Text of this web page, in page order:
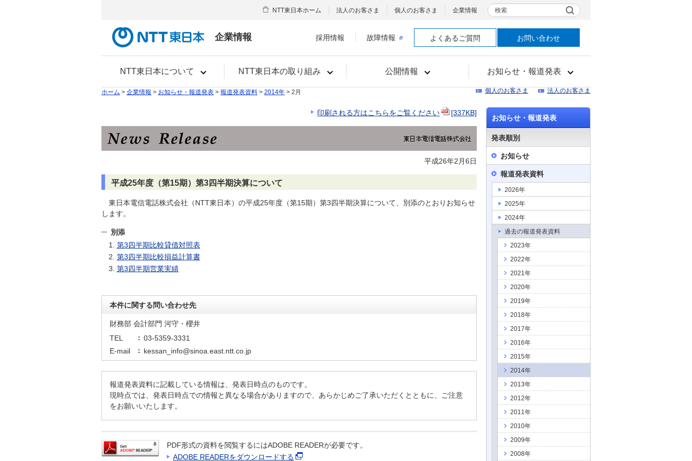
企業情報
NTT東日本について NTT東日本の取り組み 公開情報 お知らせ・報道発表
NTT東日本ホーム 法人のお客さま 個人のお客さま 企業情報 検索
採用情報 故障情報 よくあるご質問 お問い合わせ
ホーム > 企業情報 > お知らせ・報道発表 > 報道発表資料 > 2014年 > 2月 個人のお客さま 法人のお客さま
印刷される方はこちらをご覧ください [337KB]
平成26年2月6日
平成25年度（第15期）第3四半期決算について
東日本電信電話株式会社（NTT東日本）の平成25年度（第15期）第3四半期決算について、別添のとおりお知らせ
します。
別添
第3四半期比較貸借対照表
第3四半期比較損益計算書
第3四半期営業実績
本件に関する問い合わせ先
財務部 会計部門 河守・櫻井
TEL
03-5359-3331
E-mail
kessan_info@sinoa.east.ntt.co.jp
報道発表資料に記載している情報は、発表日時点のものです。
現時点では、発表日時点での情報と異なる場合がありますので、あらかじめご了承いただくとともに、ご注意
をお願いいたします。
PDF形式の資料を閲覧するにはADOBE READERが必要です。
ADOBE READERをダウンロードする
お知らせ・報道発表
発表順別
お知らせ
報道発表資料
2026年
2025年
2024年
過去の報道発表資料
2023年
2022年
2021年
2020年
2019年
2018年
2017年
2016年
2015年
2014年
2013年
2012年
2011年
2010年
2009年
2008年